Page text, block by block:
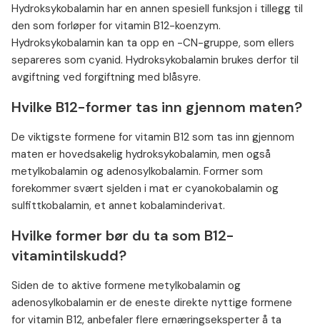
Hydroksykobalamin har en annen spesiell funksjon i tillegg til
den som forløper for vitamin B12-koenzym.
Hydroksykobalamin kan ta opp en -CN-gruppe, som ellers
separeres som cyanid. Hydroksykobalamin brukes derfor til
avgiftning ved forgiftning med blåsyre.
Hvilke B12-former tas inn gjennom maten?
De viktigste formene for vitamin B12 som tas inn gjennom
maten er hovedsakelig hydroksykobalamin, men også
metylkobalamin og adenosylkobalamin. Former som
forekommer svært sjelden i mat er cyanokobalamin og
sulfittkobalamin, et annet kobalaminderivat.
Hvilke former bør du ta som B12-
vitamintilskudd?
Siden de to aktive formene metylkobalamin og
adenosylkobalamin er de eneste direkte nyttige formene
for vitamin B12, anbefaler flere ernæringseksperter å ta